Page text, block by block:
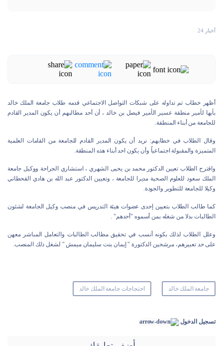
أخبار 24
أظهر خطاب تم تداوله على شبكات التواصل الاجتماعي قدمه طلاب جامعة الملك خالد
بأبها لأمير منطقة عسير الأمير فيصل بن خالد ، أن أحد مطالبهم أن يكون المدير القادم
للجامعة من أبناء المنطقة.
وقال الطلاب في خطابهم: نريد أن يكون المدير القادم للجامعة من القامات العلمية
المتميزة والمقبولة اجتماعياً وأن يكون احد أبناء هذه المنطقة.
واقترح الطلاب تعيين الدكتور محمد بن يحيى الشهري ، استشاري الجراحة ووكيل جامعة
الملك سعود للعلوم الصحية مديرا للجامعة ، وتعيين الدكتور عبد الله بن هادي القحطاني
وكيلا للجامعة للتطوير والجودة.
كما طالب الطلاب بتعيين إحدى عضوات هيئة التدريس في منصب وكيل الجامعة لشئون
الطالبات بدلا من شغله بمن أسموه "أحدهم" .
وعلل الطلاب لذلك بكونه أنسب في تحقيق مطالب الطالبات والتعامل المباشر معهن
على حد تعبيرهم، مرشحين الدكتورة " إيمان بنت سليمان ميمش " لشغل ذلك المنصب.
جامعة الملك خالد احتجاجات جامعة الملك خالد
تسجيل الدخول